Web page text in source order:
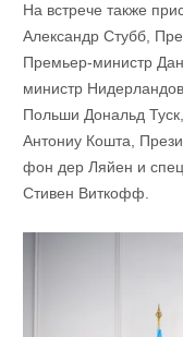
На встрече также
Александр Стубб,
Премьер-министр
министр
Польши Дональд
Антониу Кошта,
фон дер Ляйен и
Стивен Виткофф.